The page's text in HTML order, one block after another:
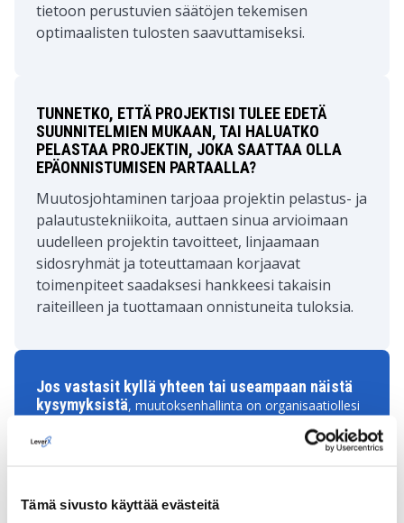
Tämä sivusto käyttää evästeitä
tietoon perustuvien säätöjen tekemisen
optimaalisten tulosten saavuttamiseksi.
TUNNETKO, ETTÄ PROJEKTISI TULEE EDETÄ
SUUNNITELMIEN MUKAAN, TAI HALUATKO
PELASTAA PROJEKTIN, JOKA SAATTAA OLLA
EPÄONNISTUMISEN PARTAALLA?
Muutosjohtaminen tarjoaa projektin pelastus- ja
palautustekniikoita, auttaen sinua arvioimaan
uudelleen projektin tavoitteet, linjaamaan
sidosryhmät ja toteuttamaan korjaavat
toimenpiteet saadaksesi hankkeesi takaisin
raiteilleen ja tuottamaan onnistuneita tuloksia.
Jos vastasit kyllä yhteen tai useampaan näistä
kysymyksistä, muutoksenhallinta on organisaatiollesi
käyttöönotto voi auttaa sinua selviytymään muutosten
onnistuneita tuloksia.